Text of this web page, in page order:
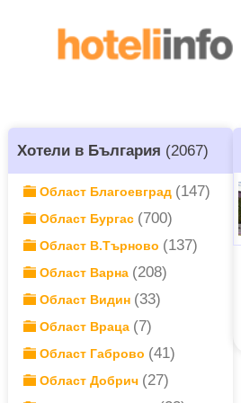
Хотели в България (2067)
Област Благоевград (147)
Област Бургас (700)
Област В.Търново (137)
Област Варна (208)
Област Видин (33)
Област Враца (7)
Област Габрово (41)
Област Добрич (27)